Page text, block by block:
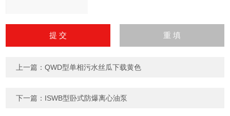
字），如：三加四=7
上一篇：QWD型单相污水丝瓜下载黄色
下一篇： ISWB型卧式防爆离心油泵